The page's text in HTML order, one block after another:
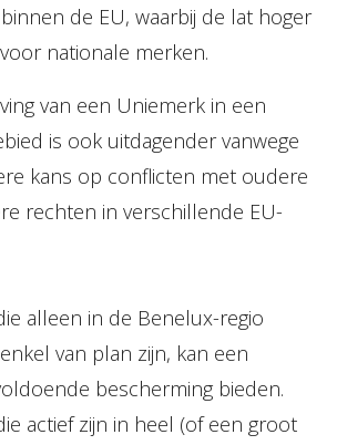
de EU, waarbij de lat hoger
nationale merken.
van een Uniemerk in een
is ook uitdagender vanwege
kans op conflicten met oudere
rechten in verschillende EU-
alleen in de Benelux-regio
van plan zijn, kan een
bescherming bieden.
actief zijn in heel (of een groot